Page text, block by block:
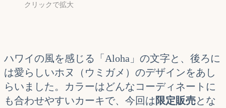
クリックで拡大
ハワイの風を感じる「Aloha」の文字と、後ろに
は愛らしいホヌ（ウミガメ）のデザインをあし
らいました。カラーはどんなコーディネートに
も合わせやすいカーキで、今回は 限定販売とな